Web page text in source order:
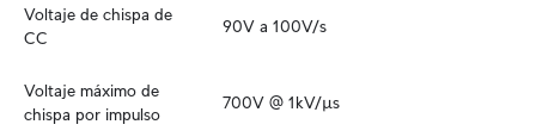
Voltaje de chispa de
CC
90V a 100V/s
Voltaje máximo de
chispa por impulso
700V @ 1kV/µs